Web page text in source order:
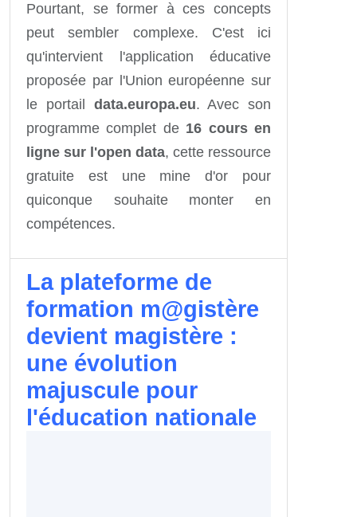
Pourtant, se former à ces concepts
peut sembler complexe. C'est ici
qu'intervient l'application éducative
proposée par l'Union européenne sur
le portail data.europa.eu. Avec son
programme complet de 16 cours en
ligne sur l'open data, cette ressource
gratuite est une mine d'or pour
quiconque souhaite monter en
compétences.
La plateforme de
formation m@gistère
devient magistère :
une évolution
majuscule pour
l'éducation nationale